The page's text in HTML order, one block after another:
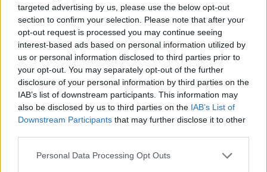
targeted advertising by us, please use the below opt-out
section to confirm your selection. Please note that after your
opt-out request is processed you may continue seeing
interest-based ads based on personal information utilized by
us or personal information disclosed to third parties prior to
your opt-out. You may separately opt-out of the further
disclosure of your personal information by third parties on the
IAB’s list of downstream participants. This information may
also be disclosed by us to third parties on the IAB’s List of
Downstream Participants that may further disclose it to other
Please note that this website/app uses one or more Google
Personal Data Processing Opt Outs
alapítványokat, amelynél aktívan önkéntes munkát
végeznek. Ebben az évben az egyik ilyen szervezet a
Drámapedagógiai Nevelést Segítő Alapítvány és az
általa működtetett Őze Lajos Művészeti Iskola volt,
amelyet a Budapest Bank munkatársa jelölt
támogatásra.
Őze Áron, a művészeti iskola szakmai vezetője, a
Pesti Magyar Színház igazgatója elmondta, az
adományt az alapítvány nyári drámapedagógiai
tábor szervezésére kívánja felhasználni. A szakmai
vezető szerint a drámapedagógia segítségével